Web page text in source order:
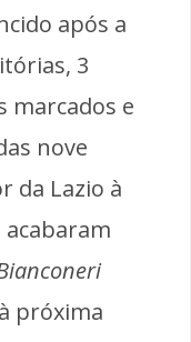
após a
3
marcados e
nove
da Lazio à
acabaram
próxima